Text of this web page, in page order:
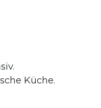
Küche.